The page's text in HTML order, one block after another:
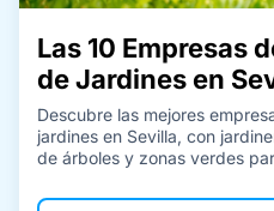
Las 10 Empresas
de Jardines en
Descubre las mejores
jardines en Sevilla, con
de árboles y zonas verdes